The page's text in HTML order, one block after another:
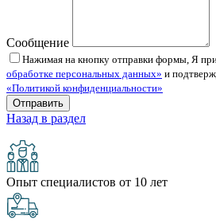
Сообщение
Нажимая на кнопку отправки формы, Я
обработке персональных данных» и
«Политикой конфиденциальности»
Назад в раздел
Опыт специалистов от 10 лет